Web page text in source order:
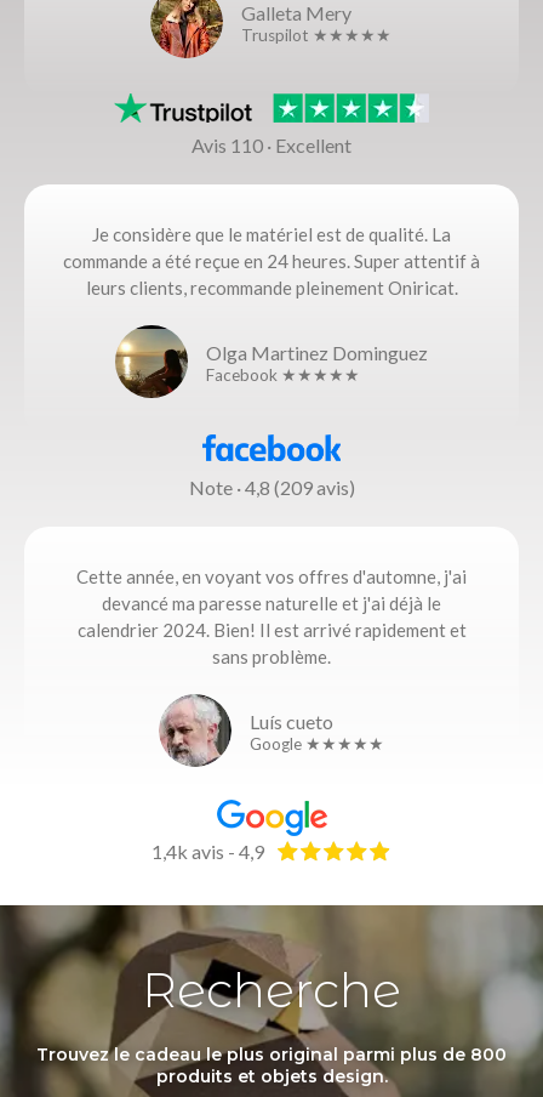
Galleta Mery
Truspilot ★★★★★
Avis 110 · Excellent
Je considère que le matériel est de qualité. La
commande a été reçue en 24 heures. Super attentif à
leurs clients, recommande pleinement Oniricat.
Olga Martinez Dominguez
Facebook ★★★★★
Note · 4,8 (209 avis)
Cette année, en voyant vos offres d'automne, j'ai
devancé ma paresse naturelle et j'ai déjà le
calendrier 2024. Bien! Il est arrivé rapidement et
sans problème.
Luís cueto
Google ★★★★★
1,4k avis - 4,9
Recherche
Trouvez le cadeau le plus original parmi plus de 800
produits et objets design.